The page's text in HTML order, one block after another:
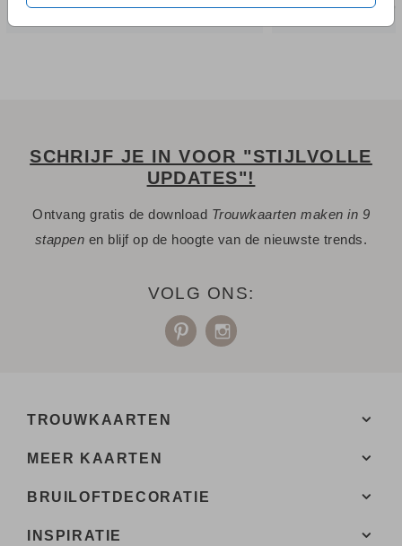
SCHRIJF JE IN VOOR "STIJLVOLLE
UPDATES"!
Ontvang gratis de download Trouwkaarten maken in 9
stappen en blijf op de hoogte van de nieuwste trends.
VOLG ONS:
TROUWKAARTEN
MEER KAARTEN
BRUILOFTDECORATIE
INSPIRATIE